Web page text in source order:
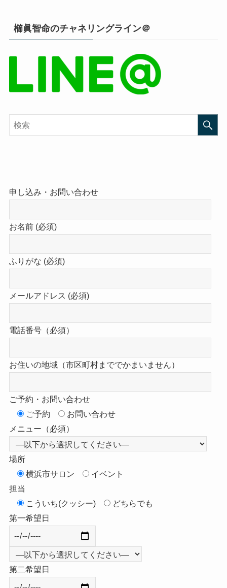
櫛眞智命のチャネリングライン＠
申し込み・お問い合わせ
お名前 (必須)
ふりがな (必須)
メールアドレス (必須)
電話番号（必須）
お住いの地域（市区町村まででかまいません）
ご予約・お問い合わせ
ご予約
お問い合わせ
メニュー（必須）
場所
横浜市サロン
イベント
担当
こういち(クッシー)
どちらでも
第一希望日
第二希望日